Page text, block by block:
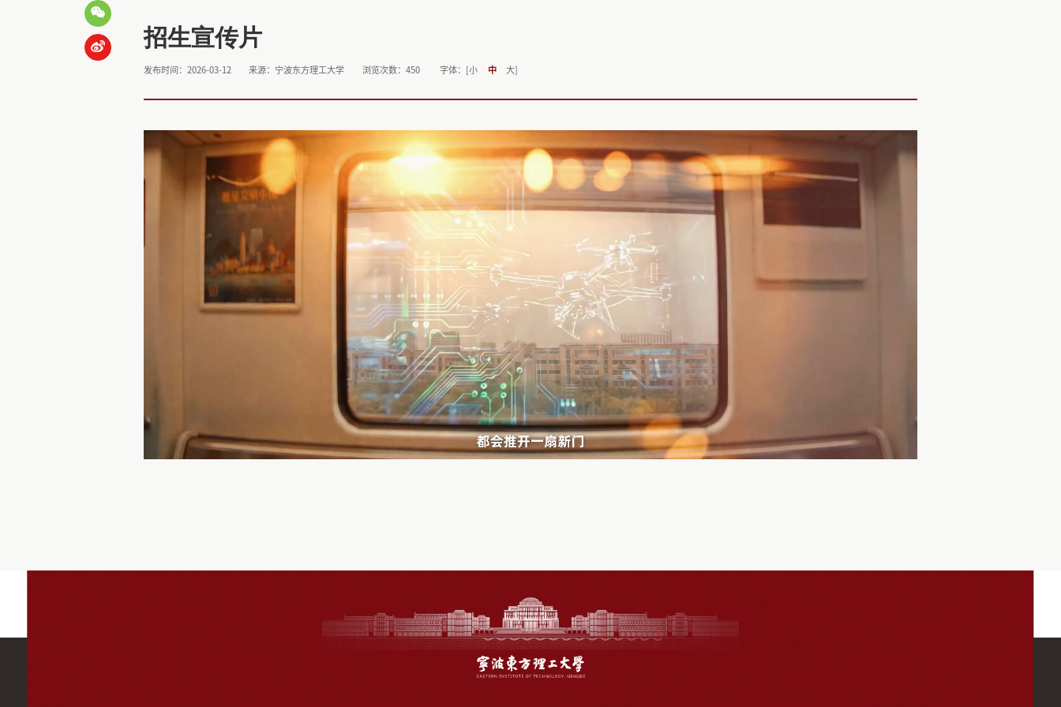
招生宣传片
发布时间：2026-03-12 来源：宁波东方理工大学 浏览次数： 450 字体：[小 中 大]